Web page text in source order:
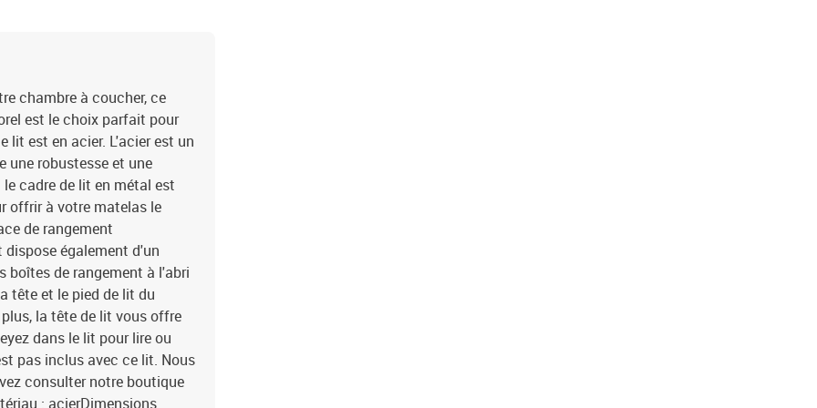
chambre à coucher, ce
est le choix parfait pour
lit est en acier. L'acier est un
une robustesse et une
cadre de lit en métal est
offrir à votre matelas le
de rangement
également d'un
boîtes de rangement à l'abri
tête et le pied de lit du
la tête de lit vous offre
dans le lit pour lire ou
pas inclus avec ce lit. Nous
consulter notre boutique
: acierDimensions